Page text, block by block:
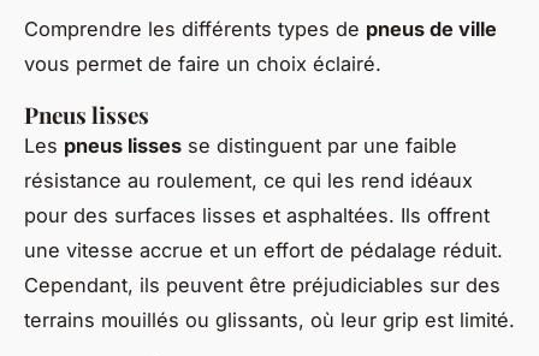
Comprendre les différents types de pneus de ville
vous permet de faire un choix éclairé.
Pneus lisses
Les pneus lisses se distinguent par une faible
résistance au roulement, ce qui les rend idéaux
pour des surfaces lisses et asphaltées. Ils offrent
une vitesse accrue et un effort de pédalage réduit.
Cependant, ils peuvent être préjudiciables sur des
terrains mouillés ou glissants, où leur grip est limité.